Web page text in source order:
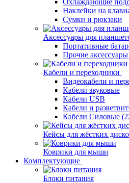
Охлаждающие
Наклейки на
Сумки и рюкзаки
Аксессуары для
Портативные
Прочие
Кабели и переходники
Видеокабели и
Кабели звуковые
Кабели USB
Кабели и
Кабели Силовые
Кейсы для жёстких
Коврики для мыши
Комплектующие
Блоки питания